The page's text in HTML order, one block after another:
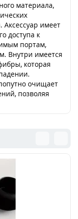
материала,
имеет
доступа к
портам,
Внутри имеется
которая
очищает
позволяя